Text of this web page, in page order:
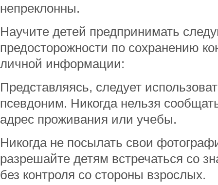
непреклонны.
Научите детей предпринимать
предосторожности по сохранению
личной информации:
Представляясь, следует
псевдоним. Никогда нельзя
адрес проживания или учебы.
Никогда не посылать свои
разрешайте детям встречаться со
без контроля со стороны взрослых.